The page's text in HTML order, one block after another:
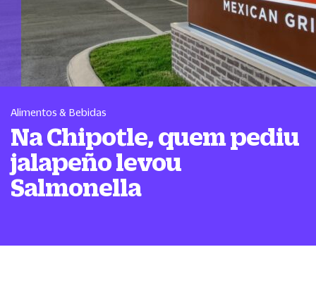
Alimentos & Bebidas
Na Chipotle, quem pediu
jalapeño levou
Salmonella